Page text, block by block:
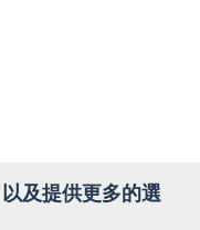
及提供更多的選